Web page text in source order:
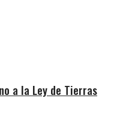
a la Ley de Tierras